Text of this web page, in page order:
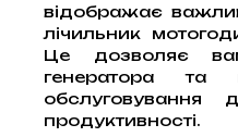
відображає
лічильник
Це дозволяє
генератора та
обслуговування
продуктивності.